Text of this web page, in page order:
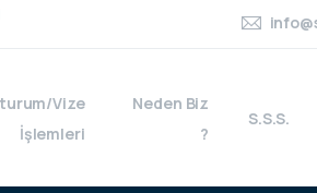
Vize
İşlemleri
Neden Biz
?
S.S.S.